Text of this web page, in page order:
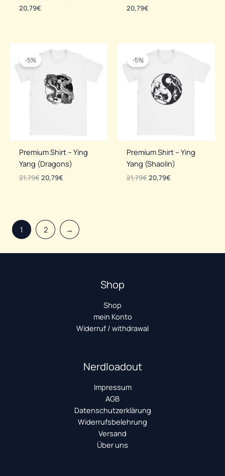
20,79€ 20,79€
-5%
Premium Shirt – Ying
Yang (Dragons)
21,79€Ursprünglicher
20,79€Aktueller
-5%
Premium Shirt – Ying
Yang (Shaolin)
21,79€Ursprünglicher
20,79€Aktueller
1 2 →
Shop
Shop
mein Konto
Widerruf / withdrawal
Nerdloadout
Impressum
AGB
Datenschutzerklärung
Widerrufsbelehrung
Versand
Über uns